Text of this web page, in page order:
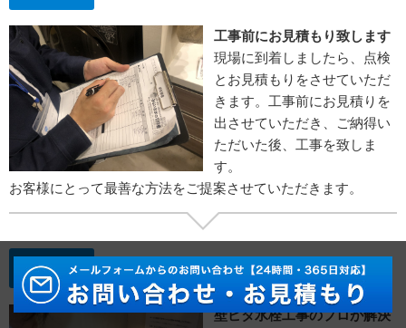
工事前にお見積もり致します
現場に到着しましたら、点検
とお見積もりをさせていただ
きます。工事前にお見積りを
出させていただき、ご納得い
ただいた後、工事を致しま
す。
お客様にとって最善な方法をご提案させていただきます。
STEP 4 水栓取り付け工事
壁ピタ水栓工事のプロが解決